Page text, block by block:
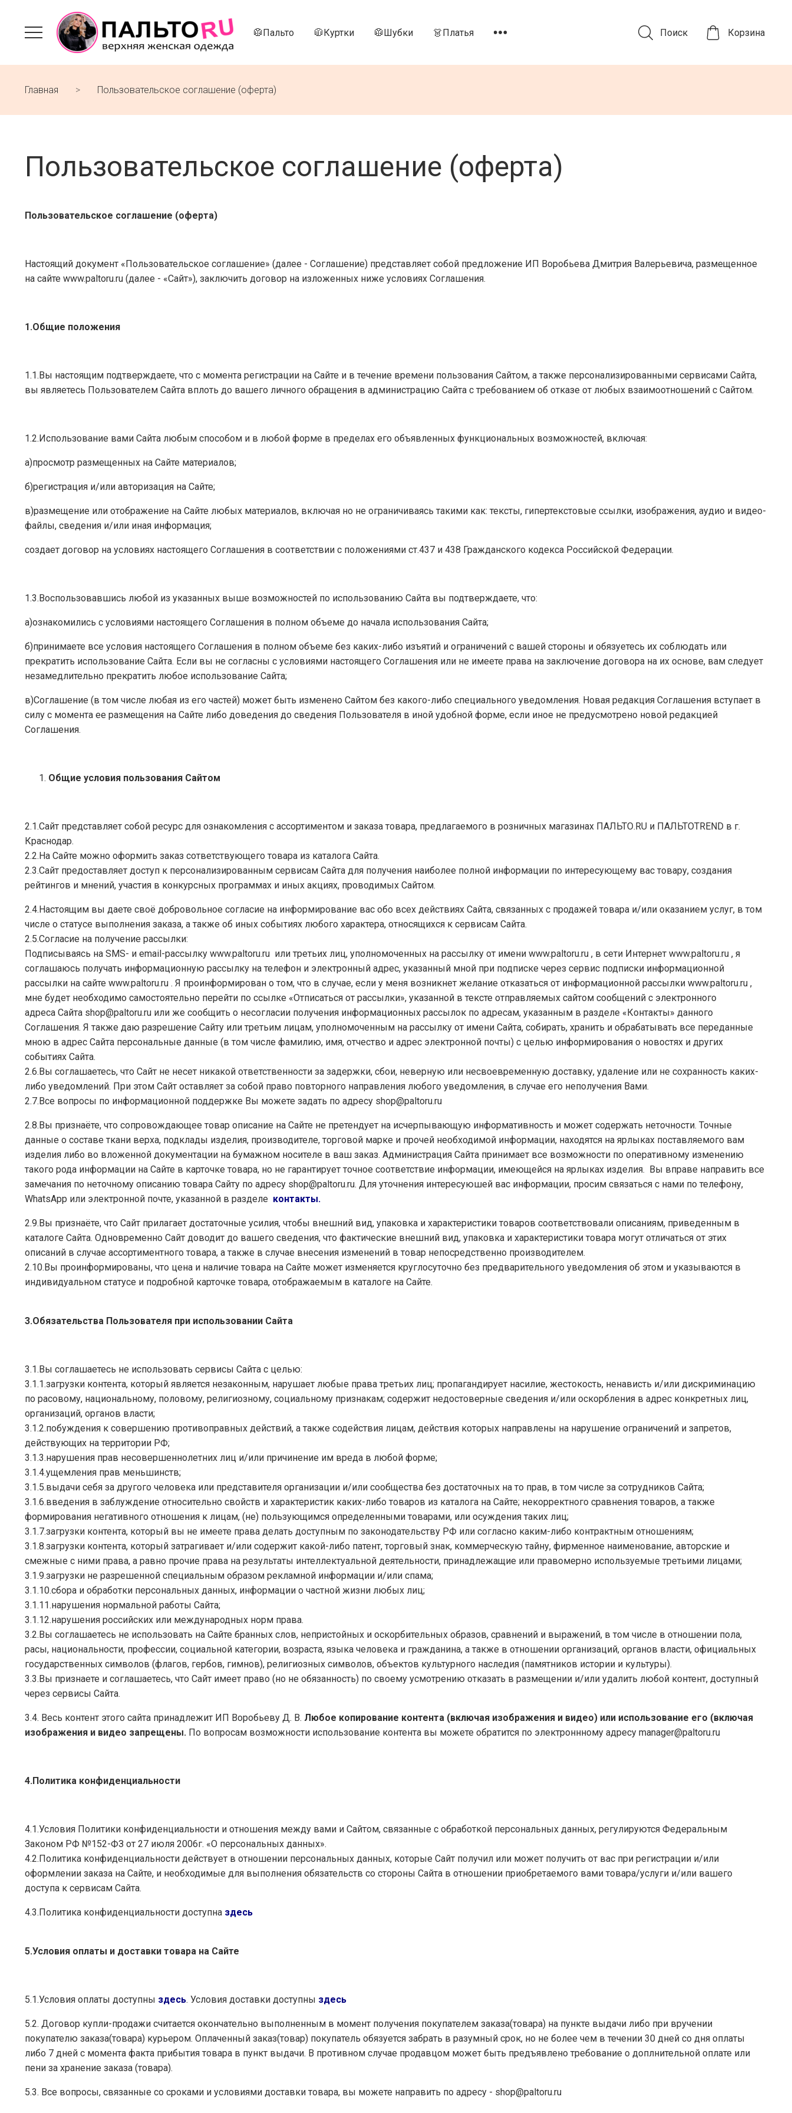
🥼Пальто 🧥Куртки 🥼Шубки 👗Платья Поиск Корзина
Главная Пользовательское соглашение (оферта)
Пользовательское соглашение (оферта)
Пользовательское соглашение (оферта)
Настоящий документ «Пользовательское соглашение» (далее - Соглашение) представляет собой предложение ИП Воробьева Дмитрия Валерьевича, размещенное
на сайте www.paltoru.ru (далее - «Сайт»), заключить договор на изложенных ниже условиях Соглашения.
1.Общие положения
1.1.Вы настоящим подтверждаете, что с момента регистрации на Сайте и в течение времени пользования Сайтом, а также персонализированными сервисами Сайта,
вы являетесь Пользователем Сайта вплоть до вашего личного обращения в администрацию Сайта с требованием об отказе от любых взаимоотношений с Сайтом.
1.2.Использование вами Сайта любым способом и в любой форме в пределах его объявленных функциональных возможностей, включая:
а)просмотр размещенных на Сайте материалов;
б)регистрация и/или авторизация на Сайте;
в)размещение или отображение на Сайте любых материалов, включая но не ограничиваясь такими как: тексты, гипертекстовые ссылки, изображения, аудио и видео-
файлы, сведения и/или иная информация;
создает договор на условиях настоящего Соглашения в соответствии с положениями ст.437 и 438 Гражданского кодекса Российской Федерации.
1.3.Воспользовавшись любой из указанных выше возможностей по использованию Сайта вы подтверждаете, что:
а)ознакомились с условиями настоящего Соглашения в полном объеме до начала использования Сайта;
б)принимаете все условия настоящего Соглашения в полном объеме без каких-либо изъятий и ограничений с вашей стороны и обязуетесь их соблюдать или
прекратить использование Сайта. Если вы не согласны с условиями настоящего Соглашения или не имеете права на заключение договора на их основе, вам следует
незамедлительно прекратить любое использование Сайта;
в)Соглашение (в том числе любая из его частей) может быть изменено Сайтом без какого-либо специального уведомления. Новая редакция Соглашения вступает в
силу с момента ее размещения на Сайте либо доведения до сведения Пользователя в иной удобной форме, если иное не предусмотрено новой редакцией
Соглашения.
Общие условия пользования Сайтом
2.1.Сайт представляет собой ресурс для ознакомления с ассортиментом и заказа товара, предлагаемого в розничных магазинах ПАЛЬТО.RU и ПАЛЬТОTREND в г.
Краснодар.
2.2.На Сайте можно оформить заказ сответствующего товара из каталога Сайта.
2.3.Сайт предоставляет доступ к персонализированным сервисам Сайта для получения наиболее полной информации по интересующему вас товару, создания
рейтингов и мнений, участия в конкурсных программах и иных акциях, проводимых Сайтом.
2.4.Настоящим вы даете своё добровольное согласие на информирование вас обо всех действиях Сайта, связанных с продажей товара и/или оказанием услуг, в том
числе о статусе выполнения заказа, а также об иных событиях любого характера, относящихся к сервисам Сайта.
2.5.Согласие на получение рассылки:
Подписываясь на SMS- и email-рассылку www.paltoru.ru или третьих лиц, уполномоченных на рассылку от имени www.paltoru.ru , в сети Интернет www.paltoru.ru , я
соглашаюсь получать информационную рассылку на телефон и электронный адрес, указанный мной при подписке через сервис подписки информационной
рассылки на сайте www.paltoru.ru . Я проинформирован о том, что в случае, если у меня возникнет желание отказаться от информационной рассылки www.paltoru.ru ,
мне будет необходимо самостоятельно перейти по ссылке «Отписаться от рассылки», указанной в тексте отправляемых сайтом сообщений с электронного
адреса Сайта shop@paltoru.ru или же сообщить о несогласии получения информационных рассылок по адресам, указанным в разделе «Контакты» данного
Соглашения. Я также даю разрешение Сайту или третьим лицам, уполномоченным на рассылку от имени Сайта, собирать, хранить и обрабатывать все переданные
мною в адрес Сайта персональные данные (в том числе фамилию, имя, отчество и адрес электронной почты) с целью информирования о новостях и других
событиях Сайта.
2.6.Вы соглашаетесь, что Сайт не несет никакой ответственности за задержки, сбои, неверную или несвоевременную доставку, удаление или не сохранность каких-
либо уведомлений. При этом Сайт оставляет за собой право повторного направления любого уведомления, в случае его неполучения Вами.
2.7.Все вопросы по информационной поддержке Вы можете задать по адресу shop@paltoru.ru
2.8.Вы признаёте, что сопровождающее товар описание на Сайте не претендует на исчерпывающую информативность и может содержать неточности. Точные
данные о составе ткани верха, подклады изделия, производителе, торговой марке и прочей необходимой информации, находятся на ярлыках поставляемого вам
изделия либо во вложенной документации на бумажном носителе в ваш заказ. Администрация Сайта принимает все возможности по оперативному изменению
такого рода информации на Сайте в карточке товара, но не гарантирует точное соответствие информации, имеющейся на ярлыках изделия. Вы вправе направить все
замечания по неточному описанию товара Сайту по адресу shop@paltoru.ru. Для уточнения интересуюшей вас информации, просим связаться с нами по телефону,
WhatsApp или электронной почте, указанной в разделе контакты.
2.9.Вы признаёте, что Сайт прилагает достаточные усилия, чтобы внешний вид, упаковка и характеристики товаров соответствовали описаниям, приведенным в
каталоге Сайта. Одновременно Сайт доводит до вашего сведения, что фактические внешний вид, упаковка и характеристики товара могут отличаться от этих
описаний в случае ассортиментного товара, а также в случае внесения изменений в товар непосредственно производителем.
2.10.Вы проинформированы, что цена и наличие товара на Сайте может изменяется круглосуточно без предварительного уведомления об этом и указываются в
индивидуальном статусе и подробной карточке товара, отображаемым в каталоге на Сайте.
3.Обязательства Пользователя при использовании Сайта
3.1.Вы соглашаетесь не использовать сервисы Сайта с целью:
3.1.1.загрузки контента, который является незаконным, нарушает любые права третьих лиц; пропагандирует насилие, жестокость, ненависть и/или дискриминацию
по расовому, национальному, половому, религиозному, социальному признакам; содержит недостоверные сведения и/или оскорбления в адрес конкретных лиц,
организаций, органов власти;
3.1.2.побуждения к совершению противоправных действий, а также содействия лицам, действия которых направлены на нарушение ограничений и запретов,
действующих на территории РФ;
3.1.3.нарушения прав несовершеннолетних лиц и/или причинение им вреда в любой форме;
3.1.4.ущемления прав меньшинств;
3.1.5.выдачи себя за другого человека или представителя организации и/или сообщества без достаточных на то прав, в том числе за сотрудников Сайта;
3.1.6.введения в заблуждение относительно свойств и характеристик каких-либо товаров из каталога на Сайте; некорректного сравнения товаров, а также
формирования негативного отношения к лицам, (не) пользующимся определенными товарами, или осуждения таких лиц;
3.1.7.загрузки контента, который вы не имеете права делать доступным по законодательству РФ или согласно каким-либо контрактным отношениям;
3.1.8.загрузки контента, который затрагивает и/или содержит какой-либо патент, торговый знак, коммерческую тайну, фирменное наименование, авторские и
смежные с ними права, а равно прочие права на результаты интеллектуальной деятельности, принадлежащие или правомерно используемые третьими лицами;
3.1.9.загрузки не разрешенной специальным образом рекламной информации и/или спама;
3.1.10.сбора и обработки персональных данных, информации о частной жизни любых лиц;
3.1.11.нарушения нормальной работы Сайта;
3.1.12.нарушения российских или международных норм права.
3.2.Вы соглашаетесь не использовать на Сайте бранных слов, непристойных и оскорбительных образов, сравнений и выражений, в том числе в отношении пола,
расы, национальности, профессии, социальной категории, возраста, языка человека и гражданина, а также в отношении организаций, органов власти, официальных
государственных символов (флагов, гербов, гимнов), религиозных символов, объектов культурного наследия (памятников истории и культуры).
3.3.Вы признаете и соглашаетесь, что Сайт имеет право (но не обязанность) по своему усмотрению отказать в размещении и/или удалить любой контент, доступный
через сервисы Сайта.
3.4. Весь контент этого сайта принадлежит ИП Воробьеву Д. В. Любое копирование контента (включая изображения и видео) или использование его (включая
изображения и видео запрещены. По вопросам возможности использование контента вы можете обратится по электроннному адресу manager@paltoru.ru
4.Политика конфиденциальности
4.1.Условия Политики конфиденциальности и отношения между вами и Сайтом, связанные с обработкой персональных данных, регулируются Федеральным
Законом РФ №152-ФЗ от 27 июля 2006г. «О персональных данных».
4.2.Политика конфиденциальности действует в отношении персональных данных, которые Сайт получил или может получить от вас при регистрации и/или
оформлении заказа на Сайте, и необходимые для выполнения обязательств со стороны Сайта в отношении приобретаемого вами товара/услуги и/или вашего
доступа к сервисам Сайта.
4.3.Политика конфиденциальности доступна здесь
5.Условия оплаты и доставки товара на Сайте
5.1.Условия оплаты доступны здесь. Условия доставки доступны здесь
5.2. Договор купли-продажи считается окончательно выполненным в момент получения покупателем заказа(товара) на пункте выдачи либо при вручении
покупателю заказа(товара) курьером. Оплаченный заказ(товар) покупатель обязуется забрать в разумный срок, но не более чем в течении 30 дней со дня оплаты
либо 7 дней с момента факта прибытия товара в пункт выдачи. В противном случае продавцом может быть предъявлено требование о доплнительной оплате или
пени за хранение заказа (товара).
5.3. Все вопросы, связанные со сроками и условиями доставки товара, вы можете направить по адресу - shop@paltoru.ru